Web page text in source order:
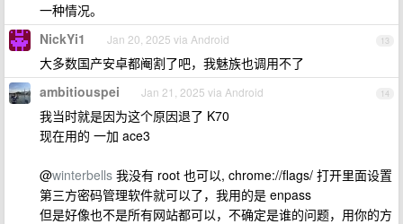
一种情况。
13
NickYi1 Jan 20, 2025 via Android
大多数国产安卓都阉割了吧，我魅族也调用不了
14
ambitiouspei Jan 21, 2025 via Android
我当时就是因为这个原因退了 K70
现在用的 一加 ace3
@winterbells 我没有 root 也可以, chrome://flags/ 打开里面设置
第三方密码管理软件就可以了，我用的是 enpass
但是好像也不是所有网站都可以，不确定是谁的问题，用你的方